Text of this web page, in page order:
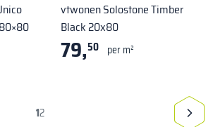
vtwonen Solostone Timber
Black 20x80
79,50 per m²
12